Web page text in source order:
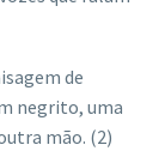
de
negrito, uma
mão. (2)